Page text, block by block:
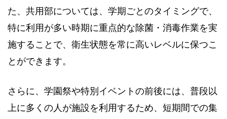
た、共用部については、学期ごとのタイミングで、
特に利用が多い時期に重点的な除菌・消毒作業を実
施することで、衛生状態を常に高いレベルに保つこ
とができます。
さらに、学園祭や特別イベントの前後には、普段以
上に多くの人が施設を利用するため、短期間での集